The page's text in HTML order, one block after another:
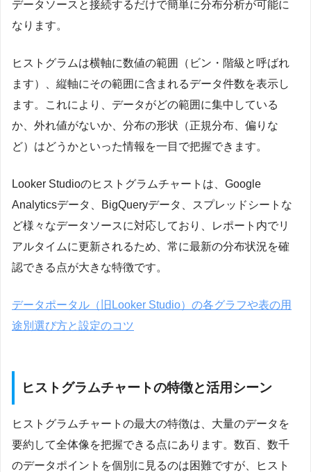
データソースと接続するだけで簡単に分布分析が可能に
なります。
ヒストグラムは横軸に数値の範囲（ビン・階級と呼ばれ
ます）、縦軸にその範囲に含まれるデータ件数を表示し
ます。これにより、データがどの範囲に集中している
か、外れ値がないか、分布の形状（正規分布、偏りな
ど）はどうかといった情報を一目で把握できます。
Looker Studioのヒストグラムチャートは、Google
Analyticsデータ、BigQueryデータ、スプレッドシートな
ど様々なデータソースに対応しており、レポート内でリ
アルタイムに更新されるため、常に最新の分布状況を確
認できる点が大きな特徴です。
データポータル（旧Looker Studio）の各グラフや表の用
途別選び方と設定のコツ
ヒストグラムチャートの特徴と活用シーン
ヒストグラムチャートの最大の特徴は、大量のデータを
要約して全体像を把握できる点にあります。数百、数千
のデータポイントを個別に見るのは困難ですが、ヒスト